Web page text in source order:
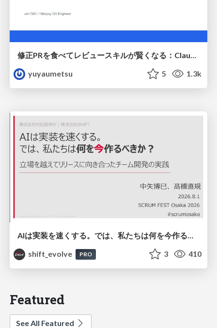
yuyaumetsu
5 1.3k
AIは実装を速くする。では、私たちは何を今作るべきか？－立場を越えてリリースに向き合ったチーム開発の実践 / 20260801 Hiromi Nakaya and Naoki Takahashi
shift_evolve
PRO 3 410
Featured
See All Featured